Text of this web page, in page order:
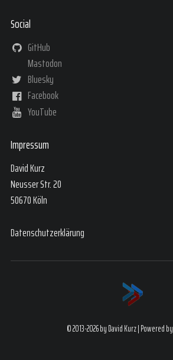
Social
GitHub
Mastodon
Bluesky
Facebook
YouTube
Impressum
David Kurz
Neusser Str. 20
50670 Köln
Datenschutzerklärung
© 2013-2026 by David Kurz | Powered by